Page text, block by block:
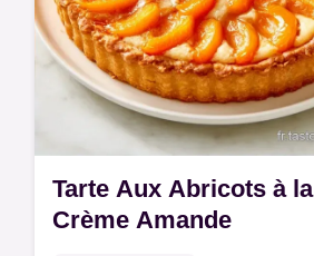
Tarte Aux Abricots à la
Crème Amande